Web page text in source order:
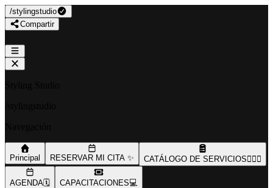
/stylingstudio
Compartir
Principal RESERVAR MI CITA ✨ CATÁLOGO DE SERVICIOS💇🏻‍♀️
AGENDA🗓️ CAPACITACIONES💻